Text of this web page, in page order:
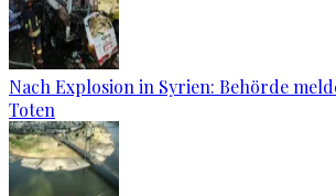
Nach Explosion in Syrien: Behörde
Toten